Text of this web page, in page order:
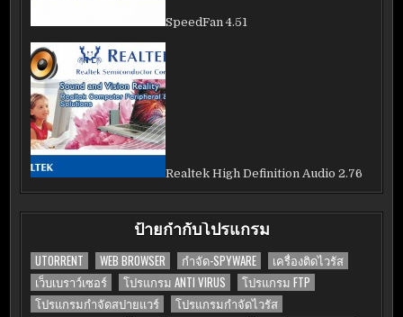
SpeedFan 4.51
Realtek High Definition Audio 2.76
ป้ายกำกับโปรแกรม
UTORRENT WEB BROWSER กำจัด-SPYWARE
เครื่องติดไวรัส
เว็บเบราว์เซอร์
โปรแกรม ANTI VIRUS
โปรแกรม FTP
โปรแกรมกำจัดสปายแวร์
โปรแกรมกำจัดไวรัส